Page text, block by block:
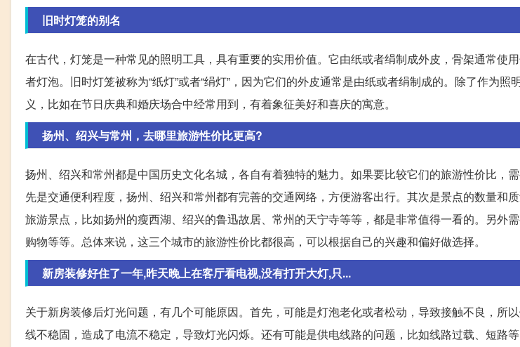
旧时灯笼的别名
在古代，灯笼是一种常见的照明工具，具有重要的实用价值。它由纸或者绢制成外皮，骨架通常使
者灯泡。旧时灯笼被称为“纸灯”或者“绢灯”，因为它们的外皮通常是由纸或者绢制成的。除了作为
义，比如在节日庆典和婚庆场合中经常用到，有着象征美好和喜庆的寓意。
扬州、绍兴与常州，去哪里旅游性价比更高?
扬州、绍兴和常州都是中国历史文化名城，各自有着独特的魅力。如果要比较它们的旅游性价比，
先是交通便利程度，扬州、绍兴和常州都有完善的交通网络，方便游客出行。其次是景点的数量和
旅游景点，比如扬州的瘦西湖、绍兴的鲁迅故居、常州的天宁寺等等，都是非常值得一看的。另外需
购物等等。总体来说，这三个城市的旅游性价比都很高，可以根据自己的兴趣和偏好做选择。
新房装修好住了一年,昨天晚上在客厅看电视,没有打开大灯,只...
关于新房装修后灯光问题，有几个可能原因。首先，可能是灯泡老化或者松动，导致接触不良，所
线不稳固，造成了电流不稳定，导致灯光闪烁。还有可能是供电线路的问题，比如线路过载、短路